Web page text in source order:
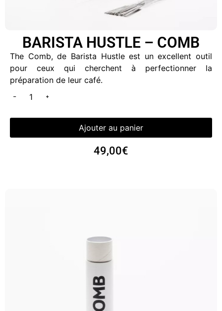
BARISTA HUSTLE – COMB
The Comb, de Barista Hustle est un excellent outil
pour ceux qui cherchent à perfectionner la
préparation de leur café.
Ajouter au panier
49,00€